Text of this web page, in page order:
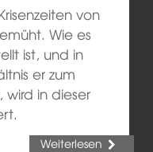
von
Wie es
ist, und in
er zum
wird in dieser
Weiterlesen